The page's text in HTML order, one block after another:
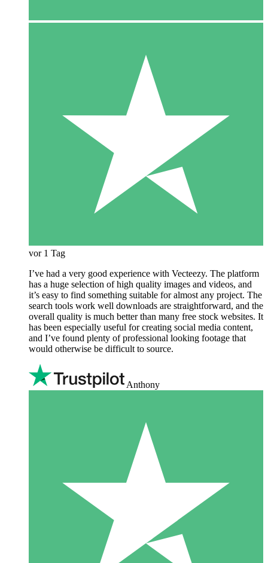
vor 1 Tag
I’ve had a very good experience with Vecteezy. The platform
has a huge selection of high quality images and videos, and
it’s easy to find something suitable for almost any project. The
search tools work well downloads are straightforward, and the
overall quality is much better than many free stock websites. It
has been especially useful for creating social media content,
and I’ve found plenty of professional looking footage that
would otherwise be difficult to source.
Anthony